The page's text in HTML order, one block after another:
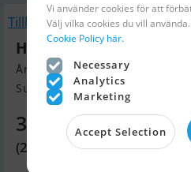
Tillbaka
Highfield Patrol 660
Årsmodell 2025, Gummibåt /
Sunds, Danmark
358 340 SEK
(247 900 DKK)
Vi använder cookies för att
Välj vilka cookies du vill
Cookie Policy här.
Necessary
Analytics
Marketing
Accept Selection